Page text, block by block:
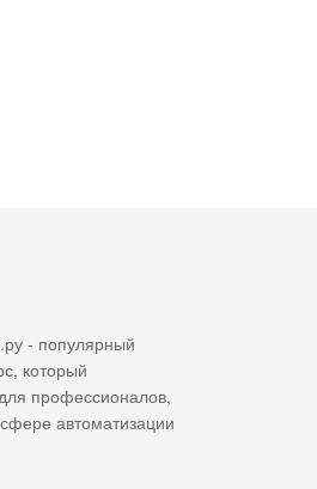
- популярный
который
профессионалов,
автоматизации